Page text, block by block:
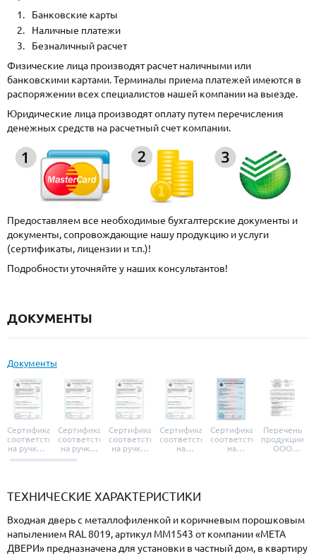
Банковские карты
Наличные платежи
Безналичный расчет
Физические лица производят расчет наличными или
банковскими картами. Терминалы приема платежей имеются в
распоряжении всех специалистов нашей компании на выезде.
Юридические лица производят оплату путем перечисления
денежных средств на расчетный счет компании.
Предоставляем все необходимые бухгалтерские документы и
документы, сопровождающие нашу продукцию и услуги
(сертификаты, лицензии и т.п.)!
Подробности уточняйте у наших консультантов!
ДОКУМЕНТЫ
Документы
Сертификат
соответствия
на ручки и
броненакладки
Сертификат
соответствия
на ручки-
защелки
Сертификат
соответствия
на ручки-
Сертификат
соответствия
на
Сертификат
соответствия
на
Перечень
продукции
ООО
ТЕХНИЧЕСКИЕ ХАРАКТЕРИСТИКИ
Входная дверь с металлофиленкой и коричневым порошковым
напылением RAL 8019, артикул ММ1543 от компании «МЕТА
ДВЕРИ» предназначена для установки в частный дом, в квартиру